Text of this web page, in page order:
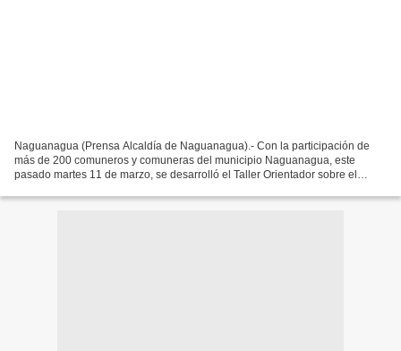
Naguanagua (Prensa Alcaldía de Naguanagua).- Con la participación de
más de 200 comuneros y comuneras del municipio Naguanagua, este
pasado martes 11 de marzo, se desarrolló el Taller Orientador sobre el